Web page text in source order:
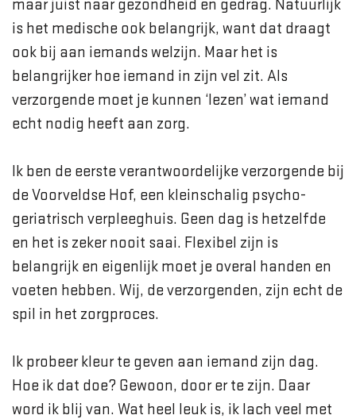
maar juist naar gezondheid en gedrag. Natuurlijk
is het medische ook belangrijk, want dat draagt
ook bij aan iemands welzijn. Maar het is
belangrijker hoe iemand in zijn vel zit. Als
verzorgende moet je kunnen ‘lezen’ wat iemand
echt nodig heeft aan zorg.
Ik ben de eerste verantwoordelijke verzorgende bij
de Voorveldse Hof, een kleinschalig psycho-
geriatrisch verpleeghuis. Geen dag is hetzelfde
en het is zeker nooit saai. Flexibel zijn is
belangrijk en eigenlijk moet je overal handen en
voeten hebben. Wij, de verzorgenden, zijn echt de
spil in het zorgproces.
Ik probeer kleur te geven aan iemand zijn dag.
Hoe ik dat doe? Gewoon, door er te zijn. Daar
word ik blij van. Wat heel leuk is, ik lach veel met